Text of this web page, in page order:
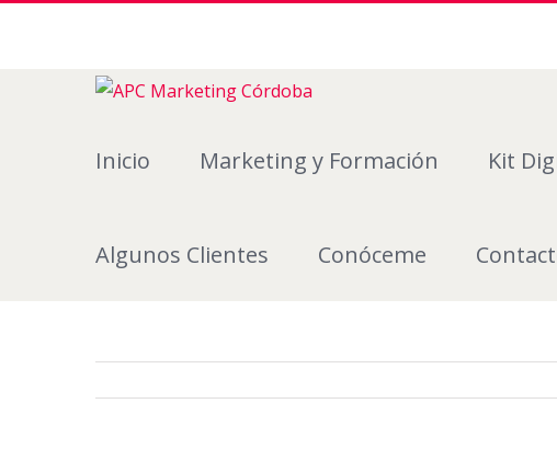
Inicio Marketing y Formación Kit
Algunos Clientes Conóceme